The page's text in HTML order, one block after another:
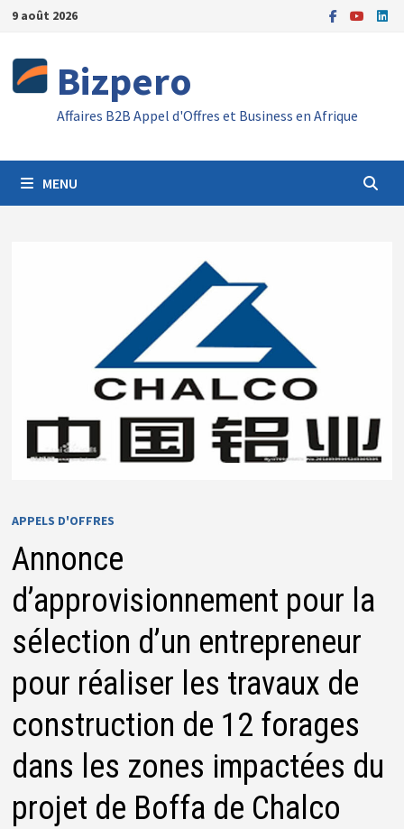
Passer
contenu
9 août 2026
Bizpero
Affaires B2B Appel d'Offres et Business en Afrique
MENU
APPELS D'OFFRES
Annonce
d’approvisionnement pour la
sélection d’un entrepreneur
pour réaliser les travaux de
construction de 12 forages
dans les zones impactées du
projet de Boffa de Chalco